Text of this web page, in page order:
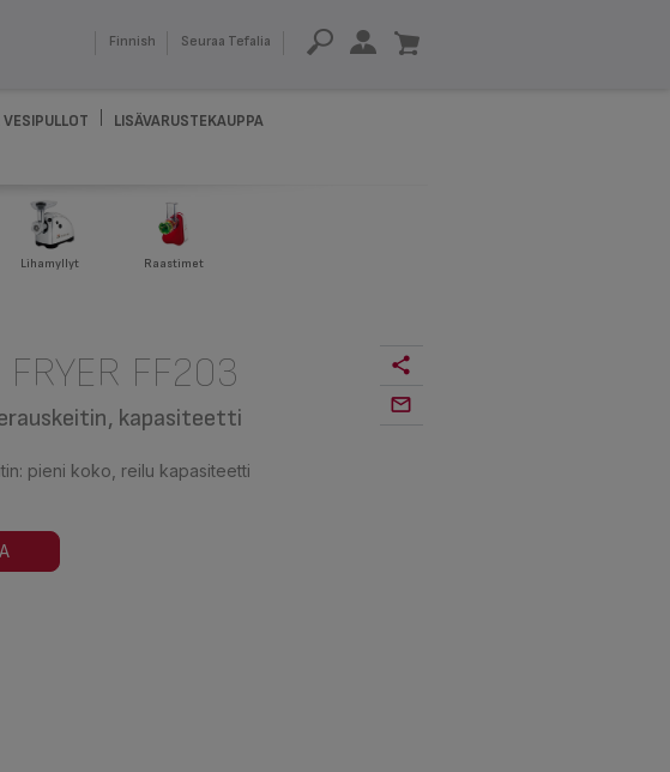
Finnish Seuraa Tefalia
LISÄVARUSTEKAUPPA
Lihamyllyt Raastimet
FF203
kapasiteetti
pieni koko, reilu kapasiteetti